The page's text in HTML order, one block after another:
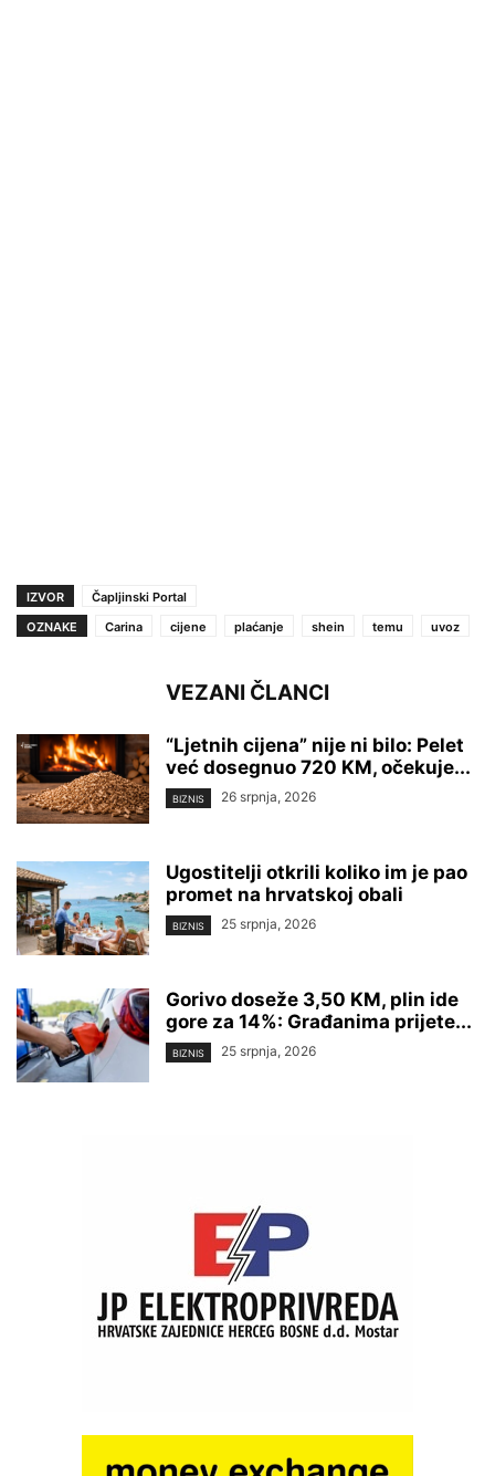
IZVOR
Čapljinski Portal
OZNAKE
Carina cijene plaćanje shein temu uvoz
VEZANI ČLANCI
“Ljetnih cijena” nije ni bilo: Pelet
već dosegnuo 720 KM, očekuje...
BIZNIS 26 srpnja, 2026
Ugostitelji otkrili koliko im je pao
promet na hrvatskoj obali
BIZNIS 25 srpnja, 2026
Gorivo doseže 3,50 KM, plin ide
gore za 14%: Građanima prijete...
BIZNIS 25 srpnja, 2026